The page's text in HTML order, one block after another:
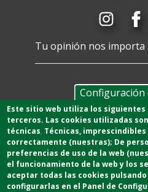
Tu opinión nos importa
Configuración
Este sitio web utiliza los
terceros. Las cookies utilizadas
técnicas, Técnicas,
correctamente (nuestras); De
preferencias de uso de la web
el funcionamiento de la web y los
aceptar todas las cookies pulsando
configurarlas en el Panel de